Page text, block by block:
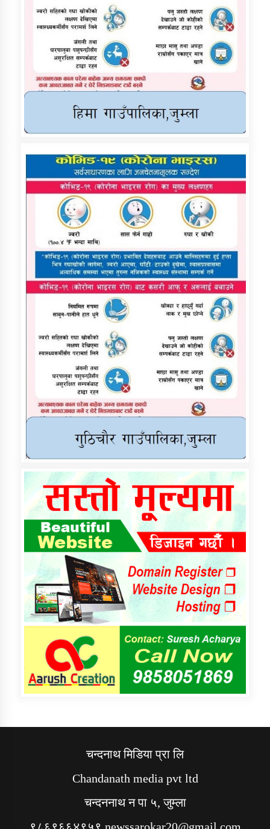
चन्दनाथ मिडिया प्रा लि
Chandanath media pvt ltd
चन्दननाथ न पा ५, जुम्ला